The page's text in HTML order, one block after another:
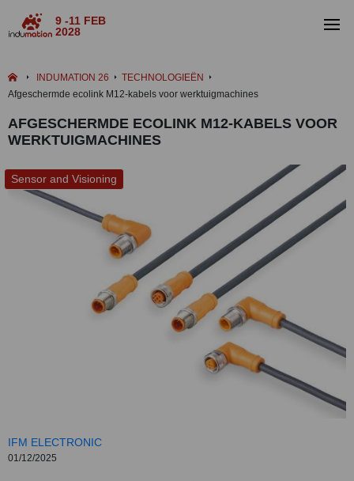
9 -11 FEB
2028
INDUMATION 26
TECHNOLOGIEËN
Afgeschermde ecolink M12-kabels voor werktuigmachines
AFGESCHERMDE ECOLINK M12-KABELS VOOR
WERKTUIGMACHINES
Sensor and Visioning
IFM ELECTRONIC
01/12/2025